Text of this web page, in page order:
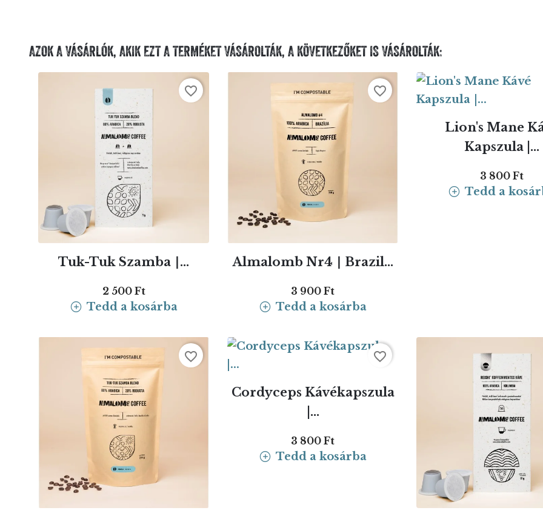
AZOK A VÁSÁRLÓK, AKIK EZT A TERMÉKET VÁSÁROLTÁK, A KÖVETKEZŐKET IS VÁSÁROLTÁK:
Tuk-Tuk Szamba ∣...
2 500 Ft
Tedd a kosárba
favorite_border
Almalomb Nr4 ∣ Brazil...
3 900 Ft
Tedd a kosárba
favorite_border
Lion's Mane
Kapszula |...
3 800 Ft
Tedd a
favorite_border
Cordyceps Kávékapszula
|...
3 800 Ft
Tedd a kosárba
favorite_border